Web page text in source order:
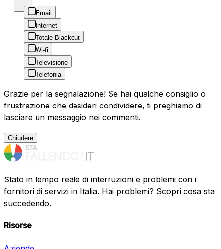
Email
Internet
Totale Blackout
Wi-fi
Televisione
Telefonia
Grazie per la segnalazione! Se hai qualche consiglio o
frustrazione che desideri condividere, ti preghiamo di
lasciare un messaggio nei commenti.
Chiudere
Stato in tempo reale di interruzioni e problemi con i
fornitori di servizi in Italia. Hai problemi? Scopri cosa sta
succedendo.
Risorse